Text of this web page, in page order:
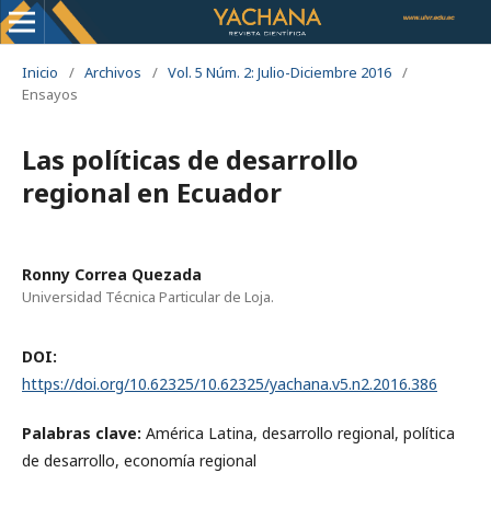
Inicio / Archivos / Vol. 5 Núm. 2: Julio-Diciembre 2016 /
Ensayos
Las políticas de desarrollo
regional en Ecuador
Ronny Correa Quezada
Universidad Técnica Particular de Loja.
DOI:
https://doi.org/10.62325/10.62325/yachana.v5.n2.2016.386
Palabras clave: América Latina, desarrollo regional, política
de desarrollo, economía regional